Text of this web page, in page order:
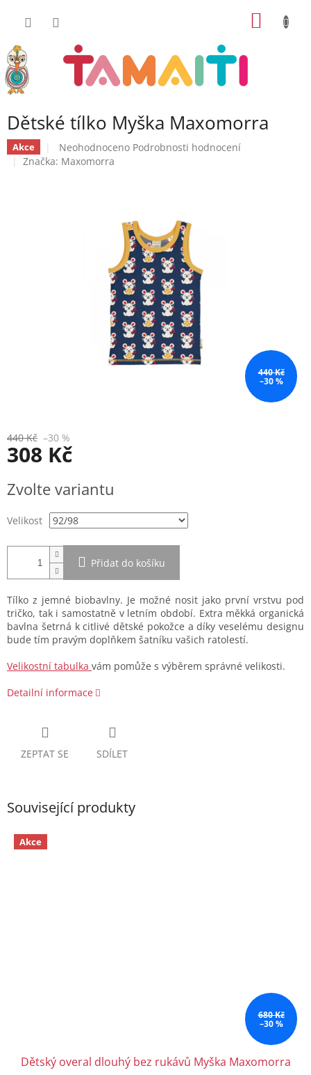
Dětské tílko Myška Maxomorra
Akce
Průměrné
hodnocení
Neohodnoceno Podrobnosti hodnocení
Značka: Maxomorra
440 Kč
–30 %
440 Kč –30 %
308 Kč
cena:
Zvolte variantu
Velikost
Přidat do košíku
Tílko z jemné biobavlny. Je možné nosit jako první vrstvu pod
tričko, tak i samostatně v letním období. Extra měkká organická
bavlna šetrná k citlivé dětské pokožce a díky veselému designu
bude tím pravým doplňkem šatníku vašich ratolestí.
Velikostní tabulka vám pomůže s výběrem správné velikosti.
Detailní informace
ZEPTAT SE SDÍLET
Související produkty
Akce
680 Kč
–30 %
Dětský overal dlouhý bez rukávů Myška Maxomorra